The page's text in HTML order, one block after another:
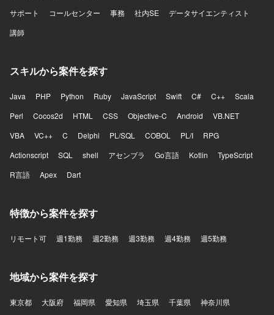
サポート
コールセンター 事務 社内SE
データサイエンティスト
講師
スキルから案件を探す
Java PHP Python Ruby JavaScript Swift C# C++
Scala
Perl
Cocos2d HTML CSS Objective-C Android
VB.NET
VBA
VC++ C Delphi PL/SQL COBOL PL/I
RPG
Actionscript
SQL shell アセンブラ Go言語 Kotlin
TypeScript
R言語
Apex Dart
特徴から案件を探す
リモート可 週1勤務 週2勤務 週3勤務 週4勤務 週5勤務
地域から案件を探す
東京都 大阪府 福岡県 愛知県 埼玉県 千葉県 神奈川県